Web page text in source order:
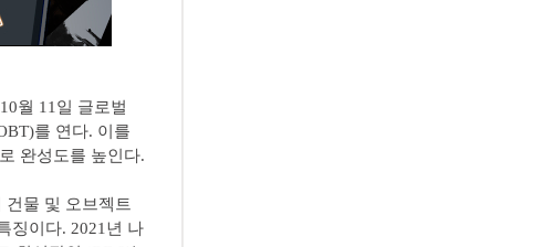
월 11일 글로벌
를 연다. 이를
완성도를 높인다.
건물 및 오브젝트
징이다. 2021년 나